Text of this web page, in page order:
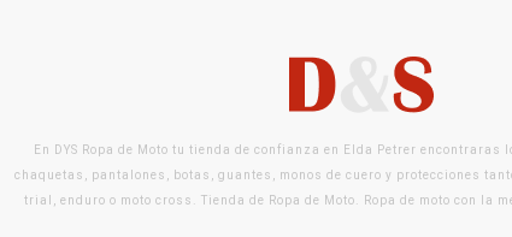
En DYS Ropa de Moto tu tienda de confianza en Elda Petrer encontraras
chaquetas, pantalones, botas, guantes, monos de cuero y protecciones
trial, enduro o moto cross. Tienda de Ropa de Moto. Ropa de moto con la